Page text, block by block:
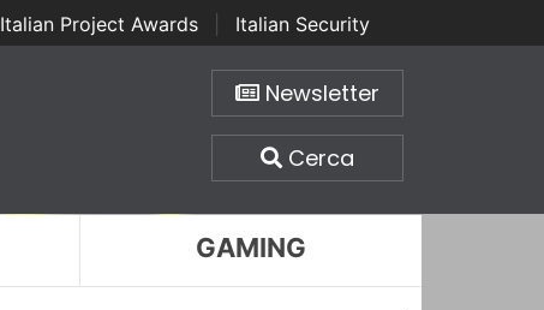
Italian Project Awards
Italian Security
Newsletter
Cerca
GAMING